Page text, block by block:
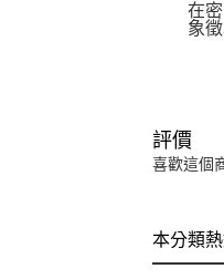
在密宗
象徵以
評價
喜歡這個
本分類